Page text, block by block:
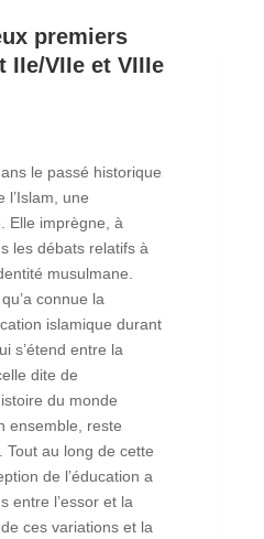
premiers
IIe/VIIe et VIIIe
le passé historique
l’Islam, une
Elle imprègne, à
les débats relatifs à
musulmane.
connue la
islamique durant
s’étend entre la
dite de
du monde
ensemble, reste
Tout au long de cette
de l’éducation a
entre l’essor et la
ces variations et la